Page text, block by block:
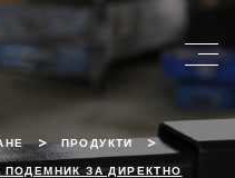
> ПРОДУКТИ >
ЗА ДИРЕКТНО